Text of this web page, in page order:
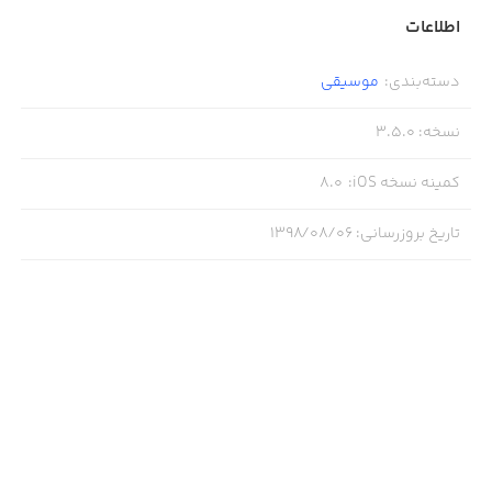
"Amazing! Outstanding, well spent money!
اطلاعات
دسته‌بندی: موسیقی
نسخه:
3.5.0
کمینه نسخه iOS :
8.0
تاریخ بروزرسانی: ۱۳۹۸/۰۸/۰۶